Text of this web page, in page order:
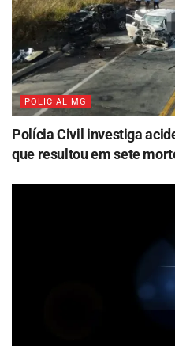
POLICIAL MG
Polícia Civil investiga
que resultou em sete